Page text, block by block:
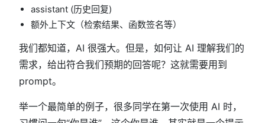
assistant (历史回复)
额外上下文（检索结果、函数签名等）
我们都知道，AI 很强大。但是，如何让 AI 理解我们的
需求，给出符合我们预期的回答呢？这就需要用到
prompt。
举一个最简单的例子，很多同学在第一次使用 AI 时，